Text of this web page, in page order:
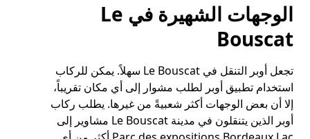
لاستخدام
التقويم
واختيار
اضغط
على
زر
الخروج
لإغلاق
التقويم.
الوجهات الشهيرة في Le
Bouscat
تجعل أوبر التنقل في Le Bouscat سهلاً. يمكن للركاب
استخدام تطبيق أوبر لطلب مشوار إلى أي مكان تقريباً،
إلا أن بعض الوجهات أكثر شعبيةً من غيرها. يطلب ركاب
أوبر الذين يتنقلون في مدينة Le Bouscat مشاوير إلى